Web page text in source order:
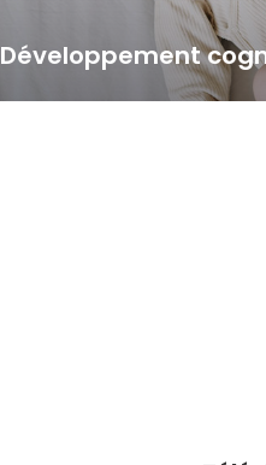
Développement